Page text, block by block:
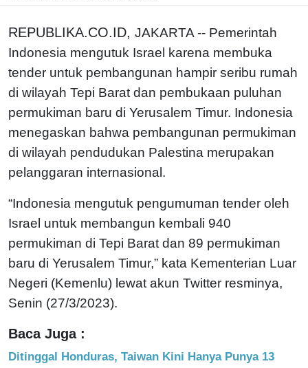
REPUBLIKA.CO.ID, JAKARTA -- Pemerintah
Indonesia mengutuk Israel karena membuka
tender untuk pembangunan hampir seribu rumah
di wilayah Tepi Barat dan pembukaan puluhan
permukiman baru di Yerusalem Timur. Indonesia
menegaskan bahwa pembangunan permukiman
di wilayah pendudukan Palestina merupakan
pelanggaran internasional.
“Indonesia mengutuk pengumuman tender oleh
Israel untuk membangun kembali 940
permukiman di Tepi Barat dan 89 permukiman
baru di Yerusalem Timur,” kata Kementerian Luar
Negeri (Kemenlu) lewat akun Twitter resminya,
Senin (27/3/2023).
Baca Juga :
Ditinggal Honduras, Taiwan Kini Hanya Punya 13